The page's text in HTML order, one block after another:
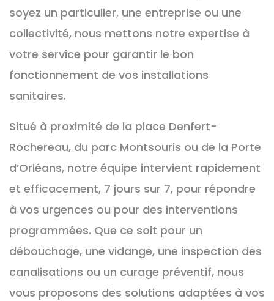
soyez un particulier, une entreprise ou une
collectivité, nous mettons notre expertise à
votre service pour garantir le bon
fonctionnement de vos installations
sanitaires.
Situé à proximité de la place Denfert-
Rochereau, du parc Montsouris ou de la Porte
d’Orléans, notre équipe intervient rapidement
et efficacement, 7 jours sur 7, pour répondre
à vos urgences ou pour des interventions
programmées. Que ce soit pour un
débouchage, une vidange, une inspection des
canalisations ou un curage préventif, nous
vous proposons des solutions adaptées à vos